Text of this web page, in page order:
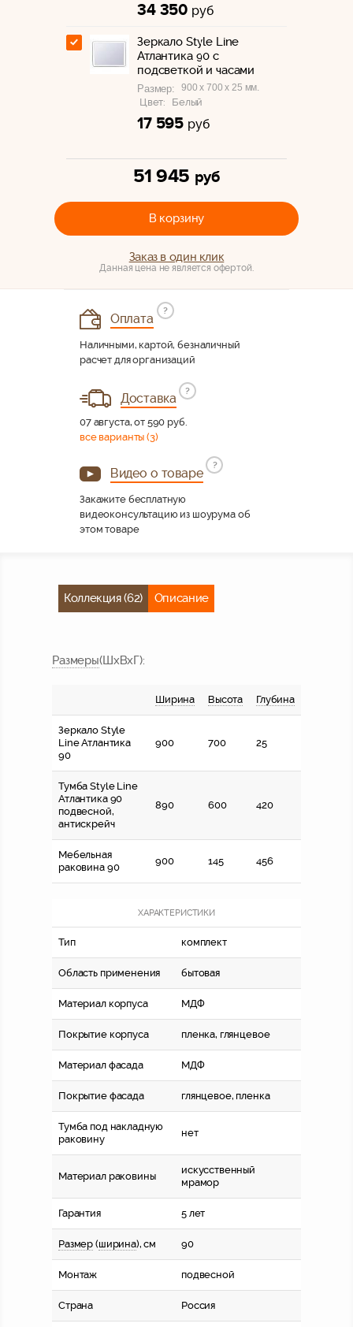
34 350 руб
Зеркало Style Line
Атлантика 90 с
подсветкой и часами
Размер: 900 x 700 x 25 мм.
Цвет: Белый
17 595 руб
51 945 руб
В корзину
Заказ в один клик
Данная цена не является офертой.
Оплата
?
Наличными, картой, безналичный
расчет для организаций
Доставка
?
07 августа, от 590 руб.
все варианты (3)
Видео о товаре
?
Закажите бесплатную
видеоконсультацию из шоурума об
этом товаре
Коллекция (62) Описание
Размеры(ШхВхГ):
Ширина Высота Глубина
Зеркало Style
Line Атлантика
90
900 700 25
Тумба Style Line
Атлантика 90
подвесной,
антискрейч
890 600 420
Мебельная
раковина 90
900 145 456
ХАРАКТЕРИСТИКИ
Тип комплект
Область применения бытовая
Материал корпуса МДФ
Покрытие корпуса пленка, глянцевое
Материал фасада МДФ
Покрытие фасада глянцевое, пленка
Тумба под накладную
раковину
нет
Материал раковины
искусственный
мрамор
Гарантия 5 лет
Размер (ширина), см 90
Монтаж подвесной
Страна Россия